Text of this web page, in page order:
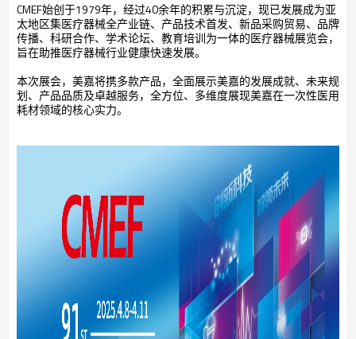
CMEF始创于1979年，经过40余年的积累与沉淀，现已发展成为亚
太地区集医疗器械全产业链、产品技术首发、新品采购贸易、品牌
传播、科研合作、学术论坛、教育培训为一体的医疗器械展览会，
旨在助推医疗器械行业健康快速发展。
本次展会，美嘉将携多款产品，全面展示美嘉的发展成就、未来规
划、产品品质及卓越服务，全方位、多维度展现美嘉在一次性医用
耗材领域的核心实力。